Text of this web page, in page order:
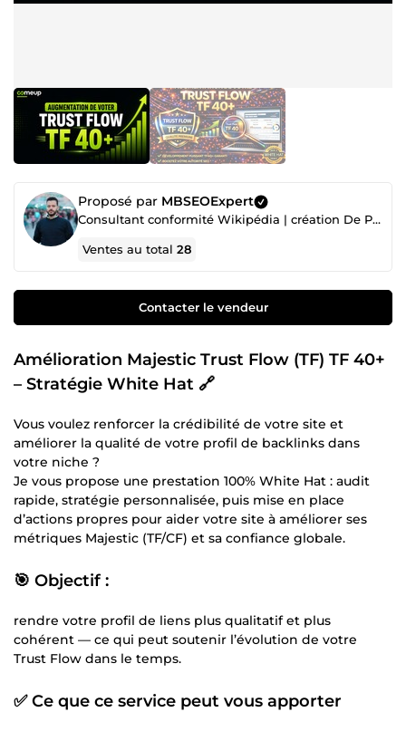
Proposé par MBSEOExpert
Consultant conformité Wikipédia | création De Page Wikipedia | Consultant SEO & Expert en Backlinks
Ventes au total28
Contacter le vendeur
Amélioration Majestic Trust Flow (TF) TF 40+
– Stratégie White Hat 🔗
Vous voulez renforcer la crédibilité de votre site et
améliorer la qualité de votre profil de backlinks dans
votre niche ?
Je vous propose une prestation 100% White Hat : audit
rapide, stratégie personnalisée, puis mise en place
d’actions propres pour aider votre site à améliorer ses
métriques Majestic (TF/CF) et sa confiance globale.
🎯 Objectif :
rendre votre profil de liens plus qualitatif et plus
cohérent — ce qui peut soutenir l’évolution de votre
Trust Flow dans le temps.
✅ Ce que ce service peut vous apporter